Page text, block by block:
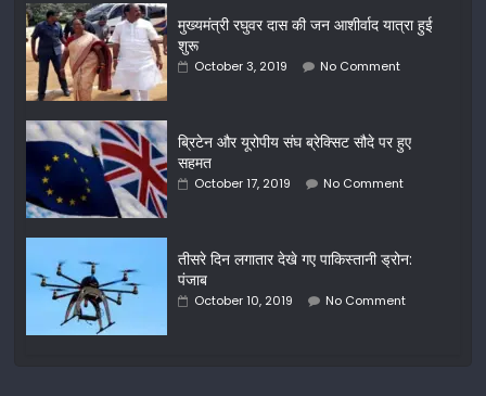
मुख्‍यमंत्री रघुवर दास की जन आशीर्वाद यात्रा हुई
शुरू
October 3, 2019 No Comment
ब्रिटेन और यूरोपीय संघ ब्रेक्सिट सौदे पर हुए
सहमत
October 17, 2019 No Comment
तीसरे दिन लगातार देखे गए पाकिस्तानी ड्रोन:
पंजाब
October 10, 2019 No Comment